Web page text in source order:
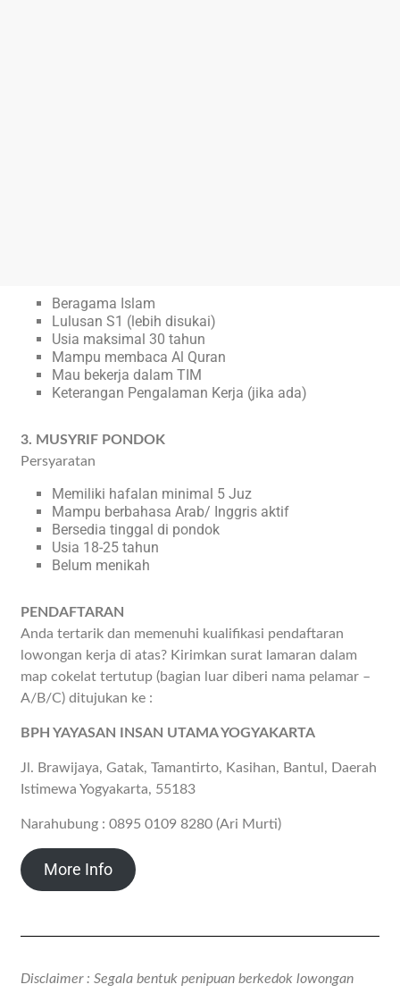
Beragama Islam
Lulusan S1 (lebih disukai)
Usia maksimal 30 tahun
Mampu membaca Al Quran
Mau bekerja dalam TIM
Keterangan Pengalaman Kerja (jika ada)
3. MUSYRIF PONDOK
Persyaratan
Memiliki hafalan minimal 5 Juz
Mampu berbahasa Arab/ Inggris aktif
Bersedia tinggal di pondok
Usia 18-25 tahun
Belum menikah
PENDAFTARAN
Anda tertarik dan memenuhi kualifikasi pendaftaran
lowongan kerja di atas? Kirimkan surat lamaran dalam
map cokelat tertutup (bagian luar diberi nama pelamar –
A/B/C) ditujukan ke :
BPH YAYASAN INSAN UTAMA YOGYAKARTA
Jl. Brawijaya, Gatak, Tamantirto, Kasihan, Bantul, Daerah
Istimewa Yogyakarta, 55183
Narahubung : 0895 0109 8280 (Ari Murti)
More Info
Disclaimer : Segala bentuk penipuan berkedok lowongan